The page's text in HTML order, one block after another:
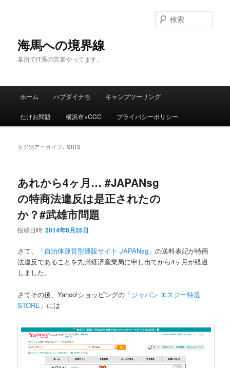
海馬への境界線
某所でIT系の営業やってます。
索
メ
メ
イ
ン
テ
ン
ツ
へ
移
サ
ブ
テ
ン
ツ
へ
移
動
ホーム ハブダイナモ キャンプツーリング
たけお問題 横浜市×CCC プライバシーポリシー
タグ別アーカイブ:SIIIS
あれから4ヶ月… #JAPANsg
の特商法違反は是正されたの
か？#武雄市問題
投稿日時:2014年6月25日
さて、「自治体運営型通販サイト JAPANsg 」の送料表記が特商
法違反であることを九州経済産業局に申し出てから4ヶ月が経過
しました。
さてその後、Yahoo!ショッピングの「ジャパン エスジー特選
STORE 」には